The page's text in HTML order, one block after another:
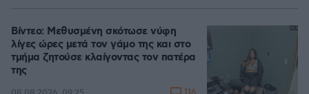
Βίντεο: Μεθυσμένη σκότωσε νύφη
λίγες ώρες μετά τον γάμο της και στο
τμήμα ζητούσε κλαίγοντας τον πατέρα
της